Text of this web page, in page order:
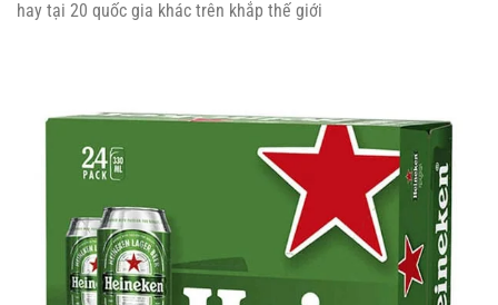
hay tại 20 quốc gia khác trên khắp thế giới